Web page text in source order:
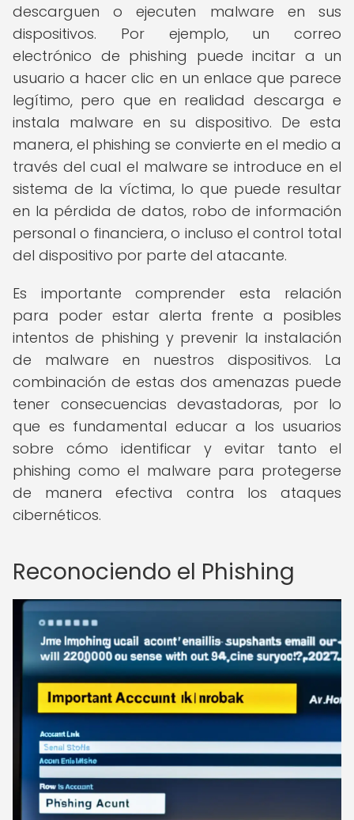
descarguen o ejecuten malware en sus
dispositivos. Por ejemplo, un correo
electrónico de phishing puede incitar a un
usuario a hacer clic en un enlace que parece
legítimo, pero que en realidad descarga e
instala malware en su dispositivo. De esta
manera, el phishing se convierte en el medio a
través del cual el malware se introduce en el
sistema de la víctima, lo que puede resultar
en la pérdida de datos, robo de información
personal o financiera, o incluso el control total
del dispositivo por parte del atacante.
Es importante comprender esta relación
para poder estar alerta frente a posibles
intentos de phishing y prevenir la instalación
de malware en nuestros dispositivos. La
combinación de estas dos amenazas puede
tener consecuencias devastadoras, por lo
que es fundamental educar a los usuarios
sobre cómo identificar y evitar tanto el
phishing como el malware para protegerse
de manera efectiva contra los ataques
cibernéticos.
Reconociendo el Phishing